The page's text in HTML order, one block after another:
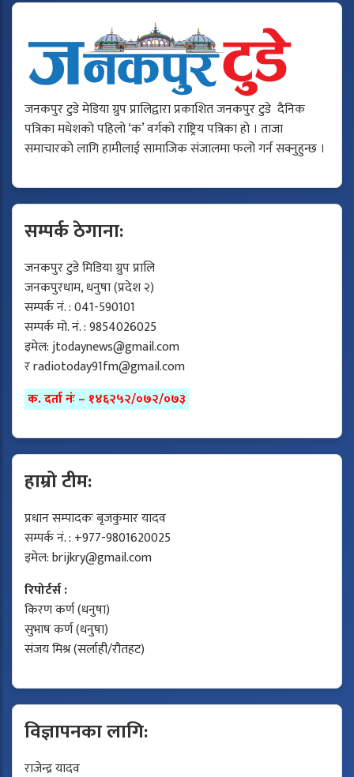
जनकपुर टुडे मेडिया ग्रुप प्रालिद्वारा प्रकाशित जनकपुर टुडे दैनिक
पत्रिका मधेशको पहिलो ‘क’ वर्गको राष्ट्रिय पत्रिका हो । ताजा
समाचारको लागि हामीलाई सामाजिक संजालमा फलो गर्न सक्नुहुन्छ ।
सम्पर्क ठेगाना:
जनकपुर टुडे मिडिया ग्रुप प्रालि
जनकपुरधाम, धनुषा (प्रदेश २)
सम्पर्क नं. : 041-590101
सम्पर्क मो. नं. : 9854026025
इमेल:jtodaynews@gmail.com
रradiotoday91fm@gmail.com
क. दर्ता नंः – १४६२५२/०७२/०७३
हाम्रो टीम:
प्रधान सम्पादकः बृजकुमार यादव
सम्पर्क नं. : +977-9801620025
इमेल:brijkry@gmail.com
रिपोर्टर्स :
किरण कर्ण (धनुषा)
सुभाष कर्ण (धनुषा)
संजय मिश्र (सर्लाही/रौतहट)
विज्ञापनका लागि:
राजेन्द्र यादव